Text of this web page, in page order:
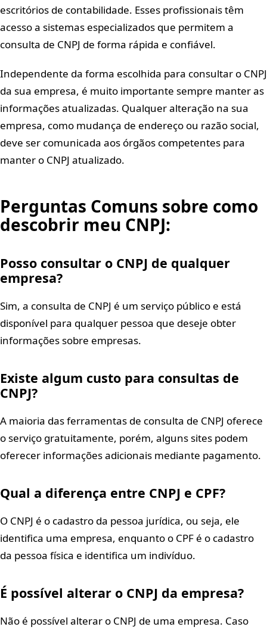
escritórios de contabilidade. Esses profissionais têm
acesso a sistemas especializados que permitem a
consulta de CNPJ de forma rápida e confiável.
Independente da forma escolhida para consultar o CNPJ
da sua empresa, é muito importante sempre manter as
informações atualizadas. Qualquer alteração na sua
empresa, como mudança de endereço ou razão social,
deve ser comunicada aos órgãos competentes para
manter o CNPJ atualizado.
Perguntas Comuns sobre como
descobrir meu CNPJ:
Posso consultar o CNPJ de qualquer
empresa?
Sim, a consulta de CNPJ é um serviço público e está
disponível para qualquer pessoa que deseje obter
informações sobre empresas.
Existe algum custo para consultas de
CNPJ?
A maioria das ferramentas de consulta de CNPJ oferece
o serviço gratuitamente, porém, alguns sites podem
oferecer informações adicionais mediante pagamento.
Qual a diferença entre CNPJ e CPF?
O CNPJ é o cadastro da pessoa jurídica, ou seja, ele
identifica uma empresa, enquanto o CPF é o cadastro
da pessoa física e identifica um indivíduo.
É possível alterar o CNPJ da empresa?
Não é possível alterar o CNPJ de uma empresa. Caso